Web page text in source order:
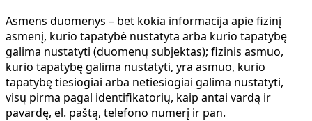
Asmens duomenys – bet kokia informacija apie fizinį
asmenį, kurio tapatybė nustatyta arba kurio tapatybę
galima nustatyti (duomenų subjektas); fizinis asmuo,
kurio tapatybę galima nustatyti, yra asmuo, kurio
tapatybę tiesiogiai arba netiesiogiai galima nustatyti,
visų pirma pagal identifikatorių, kaip antai vardą ir
pavardę, el. paštą, telefono numerį ir pan.